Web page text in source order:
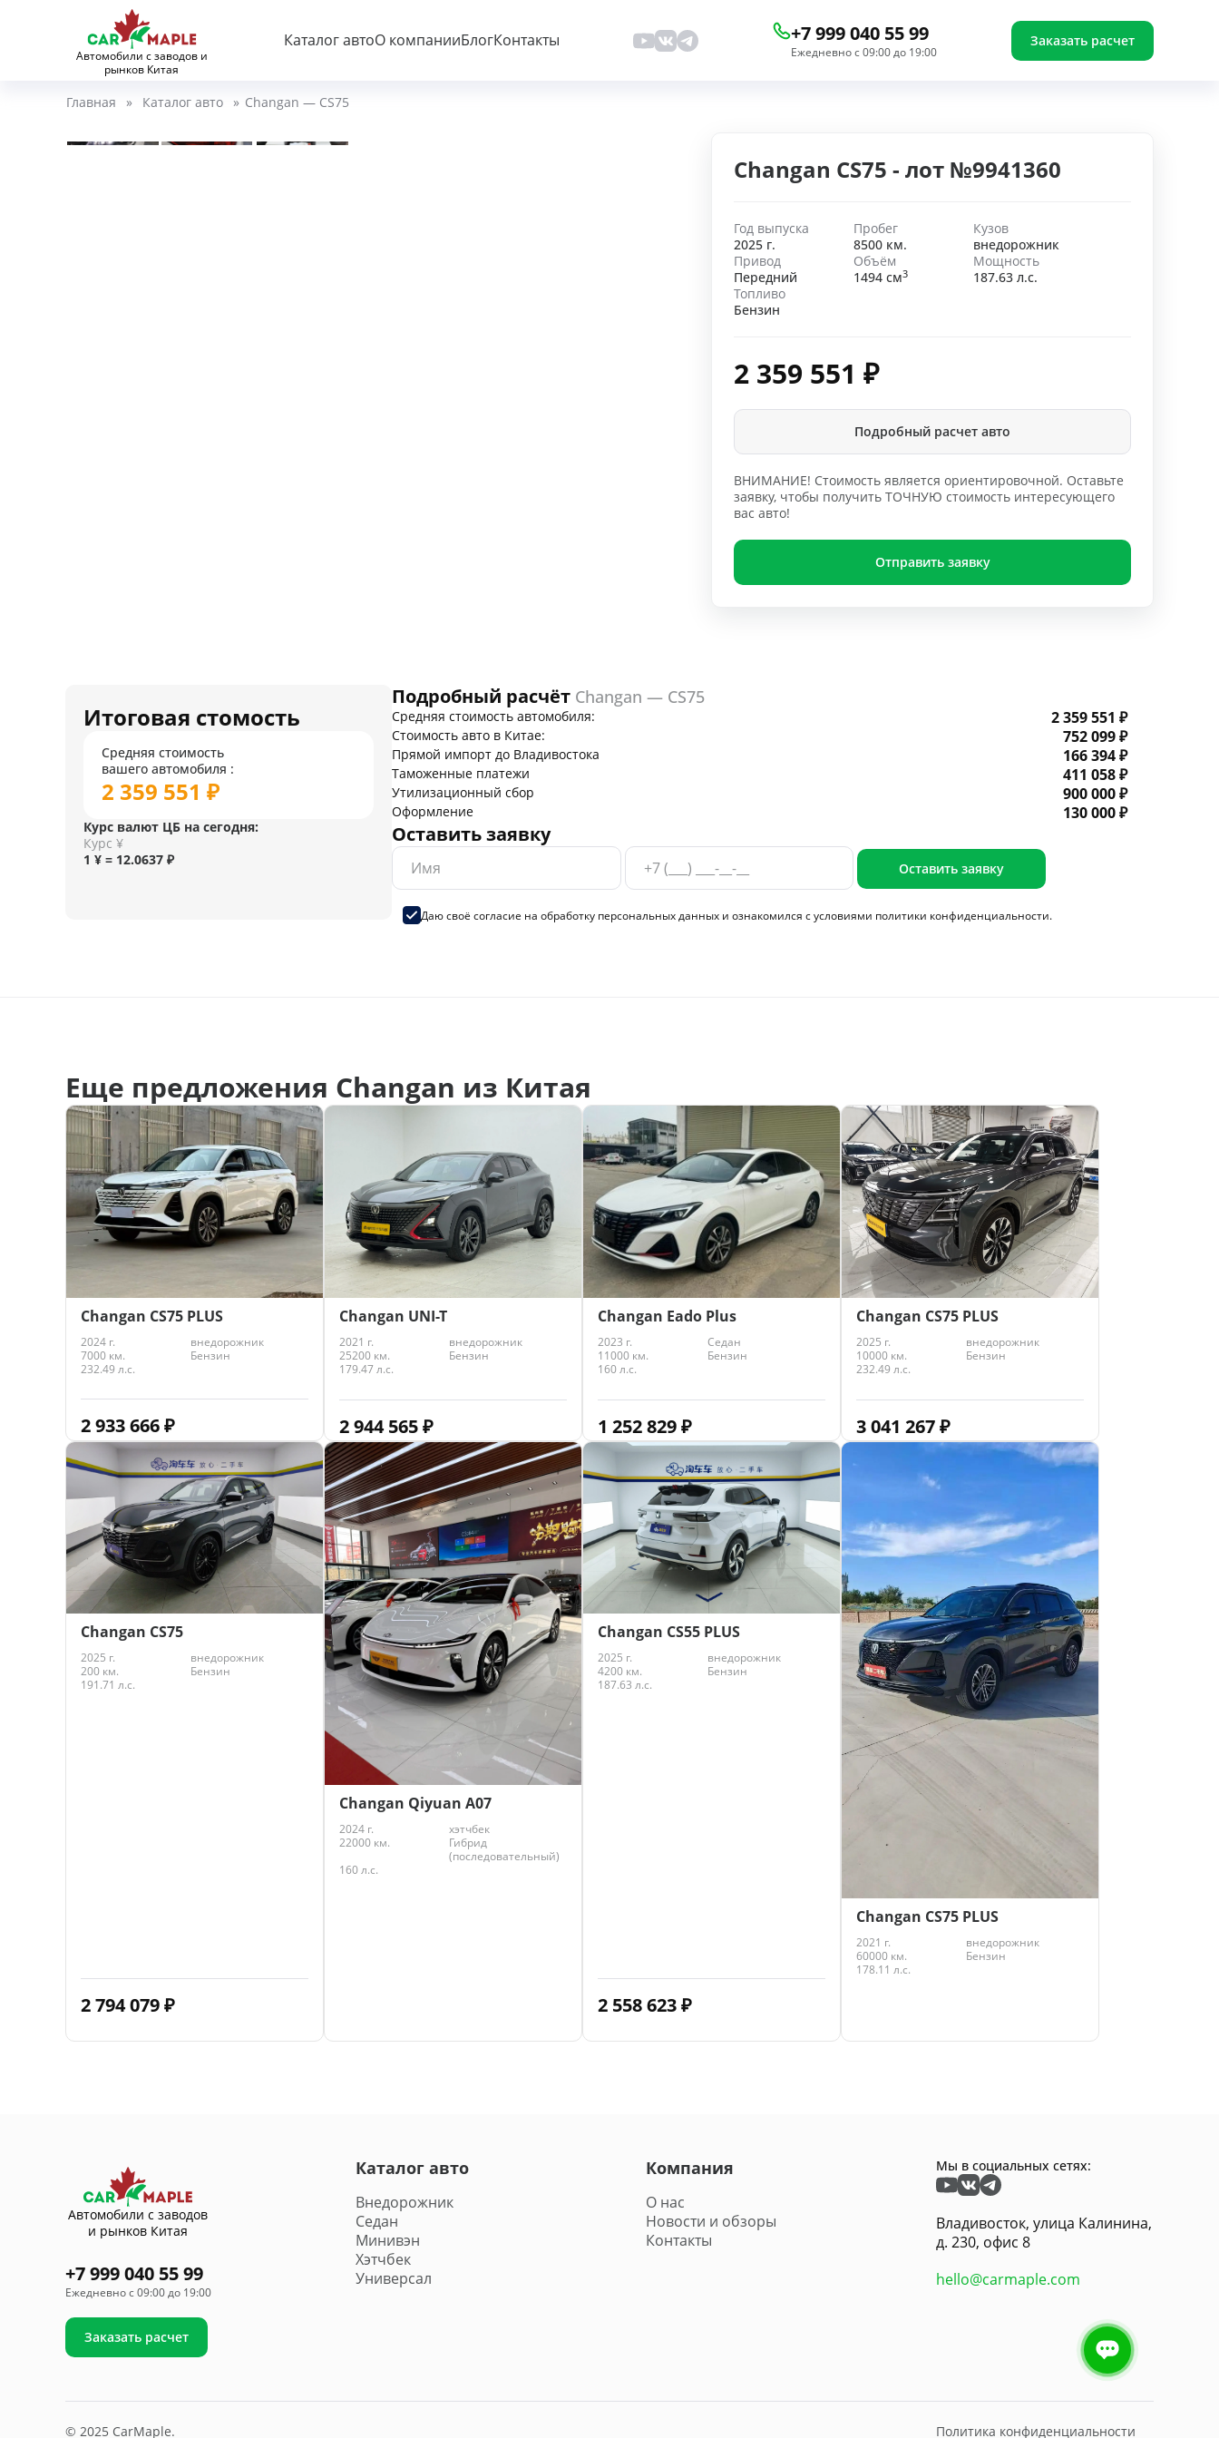
Автомобили с заводов и
рынков Китая
Каталог автоО компанииБлогКонтакты +7 999 040 55 99
Ежедневно с 09:00 до 19:00
Заказать расчет
Главная » Каталог авто » Changan — CS75
Changan CS75 - лот №9941360
Год выпуска
2025 г.
Пробег
8500 км.
Кузов
внедорожник
Привод
Передний
Объём
1494 см3
Мощность
187.63 л.с.
Топливо
Бензин
2 359 551 ₽
Подробный расчет авто
ВНИМАНИЕ! Стоимость является ориентировочной. Оставьте
заявку, чтобы получить ТОЧНУЮ стоимость интересующего
вас авто!
Отправить заявку
Итоговая стомость
Средняя стоимость
вашего автомобиля :
2 359 551 ₽
Курс валют ЦБ на сегодня:
Курс ¥
1 ¥ = 12.0637 ₽
Подробный расчёт Changan — CS75
Средняя стоимость автомобиля: 2 359 551 ₽
Стоимость авто в Китае: 752 099 ₽
Прямой импорт до Владивостока 166 394 ₽
Таможенные платежи 411 058 ₽
Утилизационный сбор 900 000 ₽
Оформление 130 000 ₽
Оставить заявку
Оставить заявку
Даю своё согласие на обработку персональных данных и ознакомился с условиями политики конфиденциальности.
Еще предложения Changan из Китая
Changan CS75 PLUS
2024 г.
внедорожник
7000 км.
Бензин
232.49 л.с.
2 933 666₽
Changan UNI-T
2021 г.
внедорожник
25200 км.
Бензин
179.47 л.с.
2 944 565₽
Changan Eado Plus
2023 г.
Седан
11000 км.
Бензин
160 л.с.
1 252 829₽
Changan CS75 PLUS
2025 г.
внедорожник
10000 км.
Бензин
232.49 л.с.
3 041 267₽
Changan CS75
2025 г.
внедорожник
200 км.
Бензин
191.71 л.с.
2 794 079₽
Changan Qiyuan A07
2024 г.
хэтчбек
22000 км.
Гибрид
(последовательный)
160 л.с.
2 718 347 ₽
Changan CS55 PLUS
2025 г.
внедорожник
4200 км.
Бензин
187.63 л.с.
2 558 623₽
Changan CS75 PLUS
2021 г.
внедорожник
60000 км.
Бензин
178.11 л.с.
2 869 468₽
Автомобили с заводов
и рынков Китая
+7 999 040 55 99
Ежедневно с 09:00 до 19:00
Заказать расчет
Каталог авто
Внедорожник
Седан
Минивэн
Хэтчбек
Универсал
Компания
О нас
Новости и обзоры
Контакты
Мы в социальных сетях:
Владивосток, улица Калинина,
д. 230, офис 8
hello@carmaple.com
© 2025 CarMaple. Политика конфиденциальности